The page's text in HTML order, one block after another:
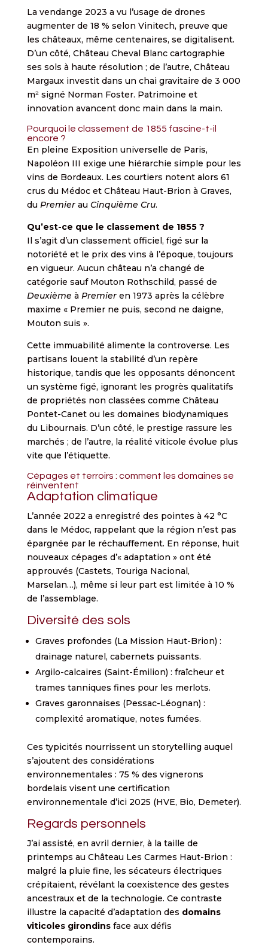
La vendange 2023 a vu l’usage de drones
augmenter de 18 % selon Vinitech, preuve que
les châteaux, même centenaires, se digitalisent.
D’un côté, Château Cheval Blanc cartographie
ses sols à haute résolution ; de l’autre, Château
Margaux investit dans un chai gravitaire de 3 000
m² signé Norman Foster. Patrimoine et
innovation avancent donc main dans la main.
Pourquoi le classement de 1855 fascine-t-il
encore ?
En pleine Exposition universelle de Paris,
Napoléon III exige une hiérarchie simple pour les
vins de Bordeaux. Les courtiers notent alors 61
crus du Médoc et Château Haut-Brion à Graves,
du Premierau Cinquième Cru.
Qu’est-ce que le classement de 1855 ?
Il s’agit d’un classement officiel, figé sur la
notoriété et le prix des vins à l’époque, toujours
en vigueur. Aucun château n’a changé de
catégorie sauf Mouton Rothschild, passé de
Deuxième à Premieren 1973 après la célèbre
maxime « Premier ne puis, second ne daigne,
Mouton suis ».
Cette immuabilité alimente la controverse. Les
partisans louent la stabilité d’un repère
historique, tandis que les opposants dénoncent
un système figé, ignorant les progrès qualitatifs
de propriétés non classées comme Château
Pontet-Canet ou les domaines biodynamiques
du Libournais. D’un côté, le prestige rassure les
marchés ; de l’autre, la réalité viticole évolue plus
vite que l’étiquette.
Cépages et terroirs : comment les domaines se
réinventent
Adaptation climatique
L’année 2022 a enregistré des pointes à 42 °C
dans le Médoc, rappelant que la région n’est pas
épargnée par le réchauffement. En réponse, huit
nouveaux cépages d’« adaptation » ont été
approuvés (Castets, Touriga Nacional,
Marselan…), même si leur part est limitée à 10 %
de l’assemblage.
Diversité des sols
Graves profondes (La Mission Haut-Brion) :
drainage naturel, cabernets puissants.
Argilo-calcaires (Saint-Émilion) : fraîcheur et
trames tanniques fines pour les merlots.
Graves garonnaises (Pessac-Léognan) :
complexité aromatique, notes fumées.
Ces typicités nourrissent un storytelling auquel
s’ajoutent des considérations
environnementales : 75 % des vignerons
bordelais visent une certification
environnementale d’ici 2025 (HVE, Bio, Demeter).
Regards personnels
J’ai assisté, en avril dernier, à la taille de
printemps au Château Les Carmes Haut-Brion :
malgré la pluie fine, les sécateurs électriques
crépitaient, révélant la coexistence des gestes
ancestraux et de la technologie. Ce contraste
illustre la capacité d’adaptation des domains
viticoles girondinsface aux défis
contemporains.